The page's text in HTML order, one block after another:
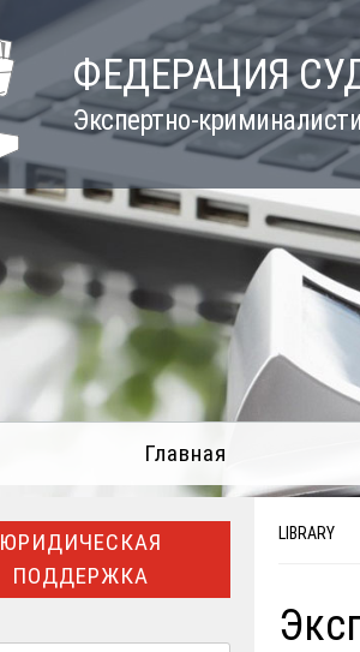
ФЕДЕРАЦИЯ
Экспертно-
Главная
LIBRARY
ЮРИДИЧЕСКАЯ
ПОДДЕРЖКА